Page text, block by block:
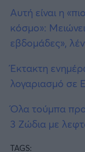
Αυτή είναι η
κόσμο»:
εβδομάδες»,
Έκτακτη
λογαριασμό σε
Όλα τούμπα
3 Ζώδια με
TAGS: